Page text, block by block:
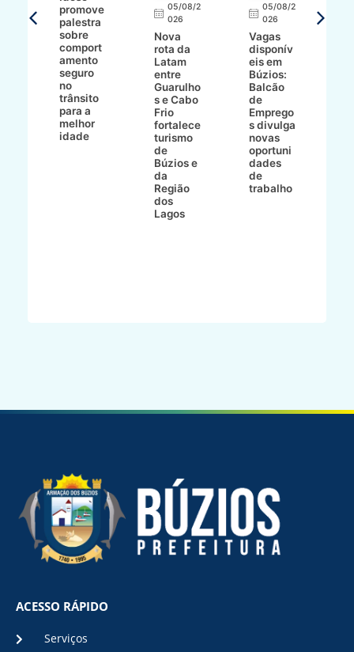
promove
palestra
sobre
comport
amento
seguro
no
trânsito
para a
melhor
idade
05/08/2
026
Nova
rota da
Latam
entre
Guarulho
s e Cabo
Frio
fortalece
turismo
de
Búzios e
da
Região
dos
Lagos
05/08/2
026
Vagas
disponív
eis em
Búzios:
Balcão
de
Emprego
s divulga
novas
oportuni
dades
de
trabalho
ACESSO RÁPIDO
Serviços